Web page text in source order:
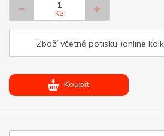
KS
Zboží včetně potisku (online
Koupit